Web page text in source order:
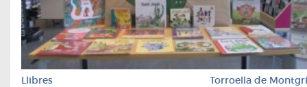
Llibres Torroella de Montgrí